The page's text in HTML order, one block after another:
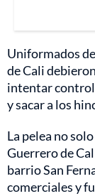
Uniformados
de Cali
intentar
y sacar a los
La pelea no
Guerrero de
barrio San
comerciales y